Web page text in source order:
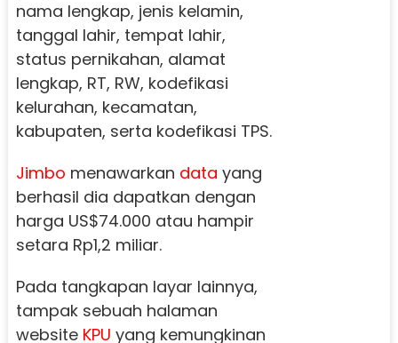
nama lengkap, jenis kelamin,
tanggal lahir, tempat lahir,
status pernikahan, alamat
lengkap, RT, RW, kodefikasi
kelurahan, kecamatan,
kabupaten, serta kodefikasi TPS.
Jimbo menawarkan data yang
berhasil dia dapatkan dengan
harga US$74.000 atau hampir
setara Rp1,2 miliar.
Pada tangkapan layar lainnya,
tampak sebuah halaman
website KPU yang kemungkinan